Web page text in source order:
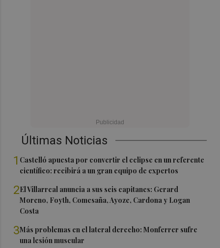
Últimas Noticias
1 Castelló apuesta por convertir el eclipse en un referente
científico: recibirá a un gran equipo de expertos
2El Villarreal anuncia a sus seis capitanes: Gerard
Moreno, Foyth, Comesaña, Ayoze, Cardona y Logan
Costa
3Más problemas en el lateral derecho: Monferrer sufre
una lesión muscular